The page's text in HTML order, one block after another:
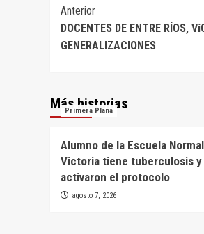
Navegación
de
Anterior
DOCENTES DE ENTRE RÍOS,
GENERALIZACIONES
Más historias
Primera Plana
Alumno de la Escuela
Victoria tiene tuberculosis y
activaron el protocolo
agosto 7, 2026